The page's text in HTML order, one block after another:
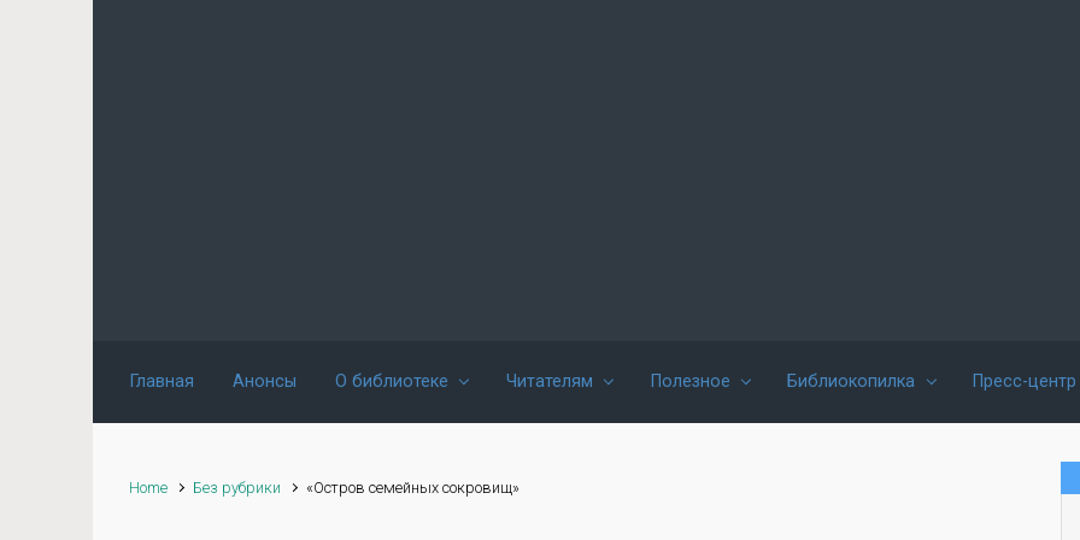
Главная Анонсы О библиотеке Читателям Полезное Библиокопилка Пресс-центр
Home Без рубрики «Остров семейных сокровищ»